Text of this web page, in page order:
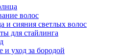
волос
и сияния светлых волос
для стайлинга
и уход за бородой